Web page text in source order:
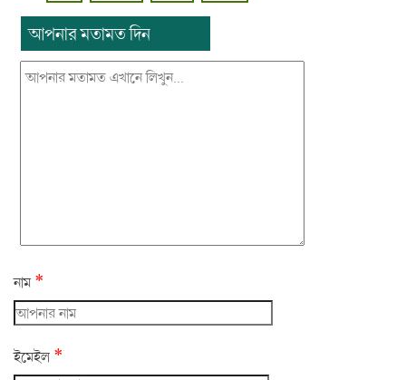
আপনার মতামত দিন
নাম *
ইমেইল *